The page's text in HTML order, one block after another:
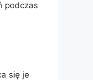
podczas
się je